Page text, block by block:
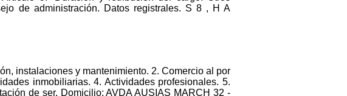
de administración. Datos registrales. S 8 , H A
instalaciones y mantenimiento. 2. Comercio al por
inmobiliarias. 4. Actividades profesionales. 5.
de ser. Domicilio: AVDA AUSIAS MARCH 32 -